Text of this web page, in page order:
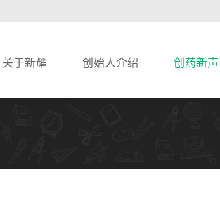
关于新耀 创始人介绍 创药新声